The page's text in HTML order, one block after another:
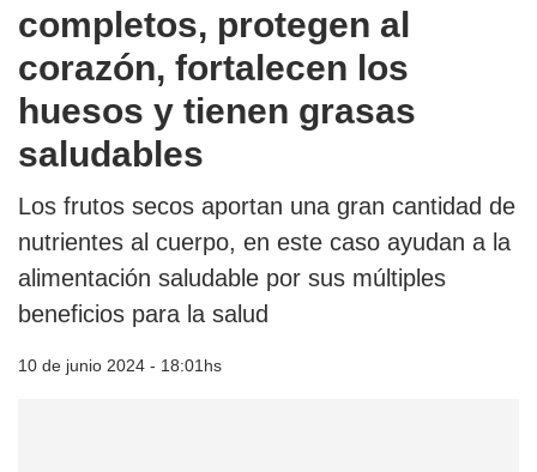
completos, protegen al
corazón, fortalecen los
huesos y tienen grasas
saludables
Los frutos secos aportan una gran cantidad de
nutrientes al cuerpo, en este caso ayudan a la
alimentación saludable por sus múltiples
beneficios para la salud
10 de junio 2024 - 18:01hs